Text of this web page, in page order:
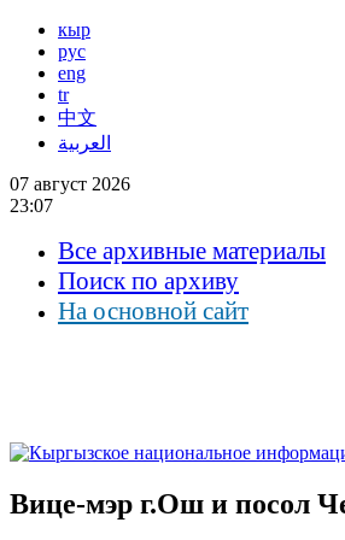
кыр
рус
eng
tr
中文
العربية
07 август 2026
23:07
Все архивные материалы
Поиск по архиву
На основной сайт
Вице-мэр г.Ош и посол